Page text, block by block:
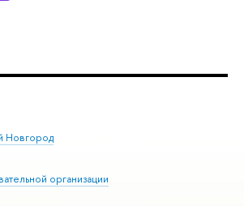
организации